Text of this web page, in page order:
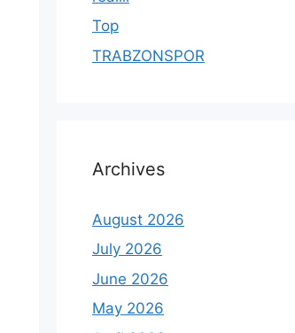
Top
TRABZONSPOR
Archives
August 2026
July 2026
June 2026
May 2026